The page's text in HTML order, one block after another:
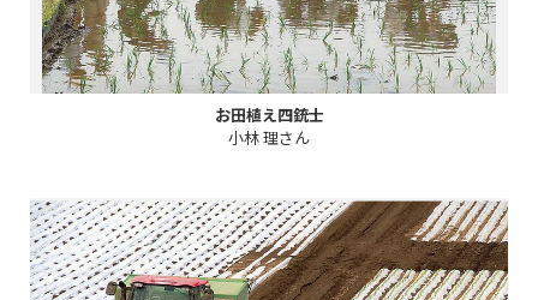
お田植え四銃士
小林 理さん